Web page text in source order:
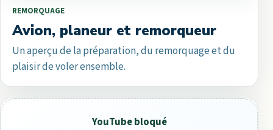
REMORQUAGE
Avion, planeur et remorqueur
Un aperçu de la préparation, du remorquage et du
plaisir de voler ensemble.
YouTube bloqué